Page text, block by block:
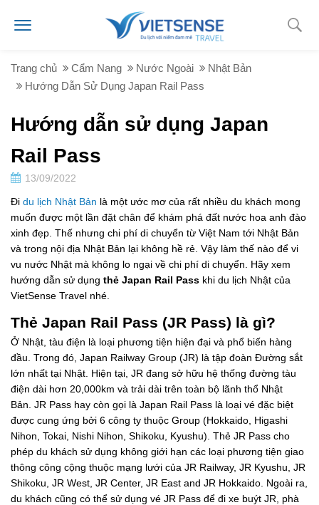
Trang chủ Cẩm Nang Nước Ngoài
Nhật Bản
Hướng Dẫn Sử Dụng Japan Rail Pass
Hướng dẫn sử dụng Japan
Rail Pass
13/09/2022
Đi du lịch Nhật Bản là một ước mơ của rất nhiều du khách mong
muốn được một lần đặt chân để khám phá đất nước hoa anh đào
xinh đẹp. Thế nhưng chi phí di chuyển từ Việt Nam tới Nhật Bản
và trong nội địa Nhật Bản lại không hề rẻ. Vậy làm thế nào để vi
vu nước Nhật mà không lo ngại về chi phí di chuyển. Hãy xem
hướng dẫn sử dụng thẻ Japan Rail Pass khi du lịch Nhật của
VietSense Travel nhé.
Thẻ Japan Rail Pass (JR Pass) là gì?
Ở Nhật, tàu điện là loại phương tiện hiện đại và phổ biến hàng
đầu. Trong đó, Japan Railway Group (JR) là tập đoàn Đường sắt
lớn nhất tại Nhật. Hiện tại, JR đang sở hữu hệ thống đường tàu
điện dài hơn 20,000km và trải dài trên toàn bộ lãnh thổ Nhật
Bản. JR Pass hay còn gọi là Japan Rail Pass là loại vé đặc biệt
được cung ứng bởi 6 công ty thuộc Group (Hokkaido, Higashi
Nihon, Tokai, Nishi Nihon, Shikoku, Kyushu). Thẻ JR Pass cho
phép du khách sử dụng không giới hạn các loại phương tiện giao
thông công cộng thuộc mạng lưới của JR Railway, JR Kyushu, JR
Shikoku, JR West, JR Center, JR East and JR Hokkaido. Ngoài ra,
du khách cũng có thể sử dụng vé JR Pass để đi xe buýt JR, phà